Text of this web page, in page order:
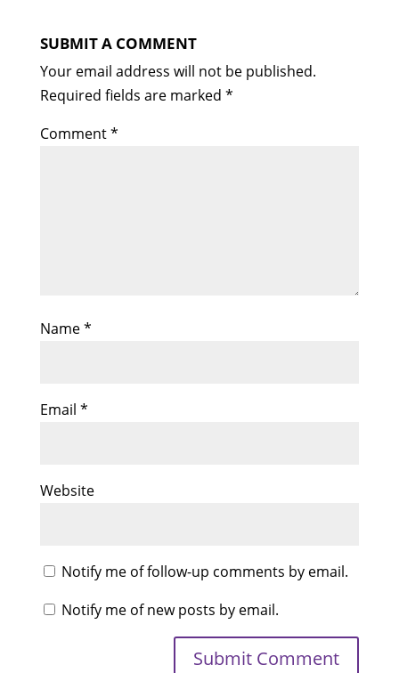
SUBMIT A COMMENT
Your email address will not be published.
Required fields are marked *
Comment*
Name*
Email *
Website
Notify me of follow-up comments by email.
Notify me of new posts by email.